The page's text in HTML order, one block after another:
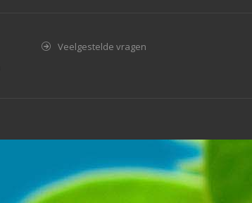
Veelgestelde vragen